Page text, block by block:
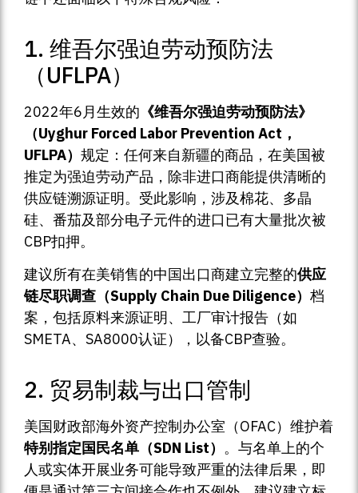
1. 维吾尔强迫劳动预防法
（UFLPA）
2022年6月生效的 《维吾尔强迫劳动预防法》
（Uyghur Forced Labor Prevention Act，
UFLPA） 规定：任何来自新疆的商品，在美国被
推定为强迫劳动产品，除非进口商能提供清晰的
供应链溯源证明。受此影响，涉及棉花、多晶
硅、番茄及部分电子元件的进口已有大量批次被
CBP扣押。
建议所有在美销售的中国出口商建立完整的供应
链尽职调查（Supply Chain Due Diligence） 档
案，包括原料来源证明、工厂审计报告（如
SMETA、SA8000认证），以备CBP查验。
2. 贸易制裁与出口管制
美国财政部海外资产控制办公室（OFAC）维护着
特别指定国民名单（SDN List） 。与名单上的个
人或实体开展业务可能导致严重的法律后果，即